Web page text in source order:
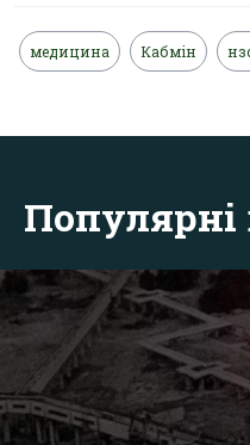
медицина Кабмін
Популярні